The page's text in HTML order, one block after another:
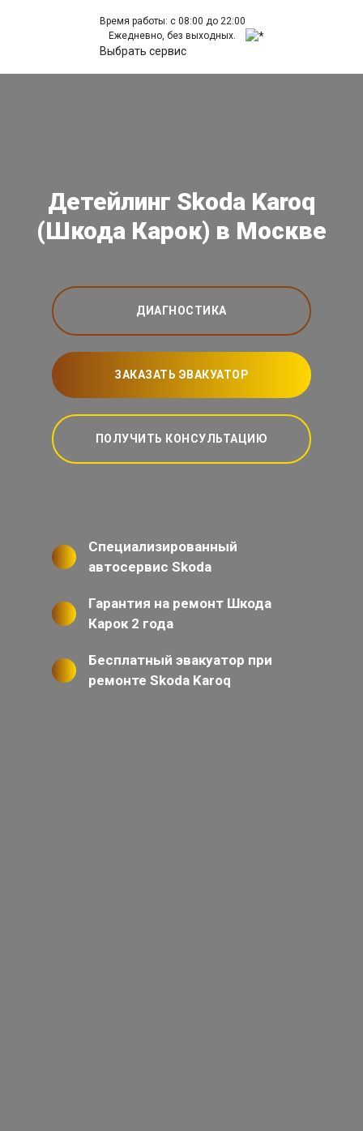
Время работы: с 08:00 до 22:00
Ежедневно, без выходных.
Выбрать сервис
Детейлинг Skoda Karoq
(Шкода Карок) в Москве
ДИАГНОСТИКА
ЗАКАЗАТЬ ЭВАКУАТОР
ПОЛУЧИТЬ КОНСУЛЬТАЦИЮ
Специализированный
автосервис Skoda
Гарантия на ремонт Шкода
Карок 2 года
Бесплатный эвакуатор при
ремонте Skoda Karoq